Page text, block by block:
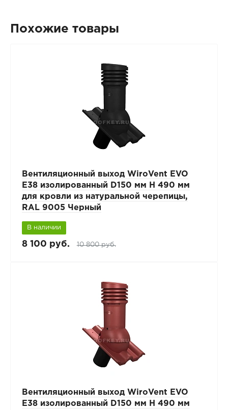
Похожие товары
Вентиляционный выход WiroVent EVO
E38 изолированный D150 мм Н 490 мм
для кровли из натуральной черепицы,
RAL 9005 Черный
В наличии
8 100 руб. 10 800 руб.
Вентиляционный выход WiroVent EVO
E38 изолированный D150 мм Н 490 мм